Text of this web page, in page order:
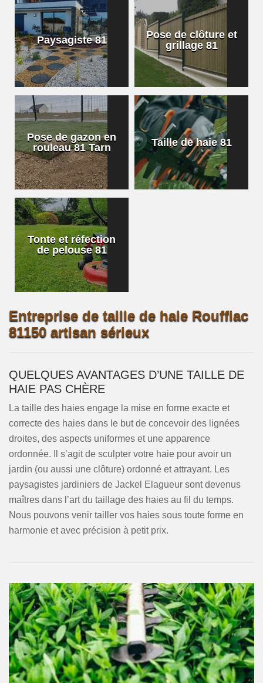
Paysagiste 81
Pose de clôture et
grillage 81
Pose de gazon en
rouleau 81 Tarn
Taille de haie 81
Tonte et réfection
de pelouse 81
Entreprise de taille de haie Rouffiac
81150 artisan sérieux
QUELQUES AVANTAGES D’UNE TAILLE DE
HAIE PAS CHÈRE
La taille des haies engage la mise en forme exacte et
correcte des haies dans le but de concevoir des lignées
droites, des aspects uniformes et une apparence
ordonnée. Il s’agit de sculpter votre haie pour avoir un
jardin (ou aussi une clôture) ordonné et attrayant. Les
paysagistes jardiniers de Jackel Elagueur sont devenus
maîtres dans l’art du taillage des haies au fil du temps.
Nous pouvons venir tailler vos haies sous toute forme en
harmonie et avec précision à petit prix.